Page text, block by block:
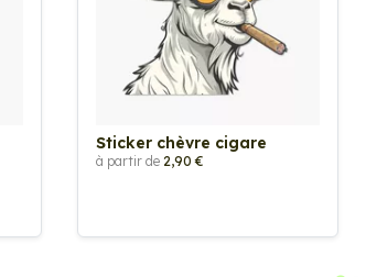
Sticker chèvre cigare
à partir de 2,90 €